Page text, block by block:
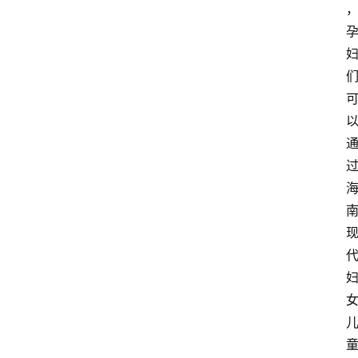
，
孕
妇
们
可
以
通
过
海
南
现
代
妇
女
儿
童